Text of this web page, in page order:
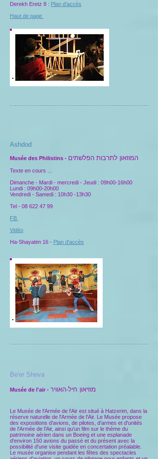
Derekh Eretz 8 : Plan d'accès
Haut de page
Ashdod
Musée des Philistins - המוזאון לתרבות הפלשתים
Texte en cours ...
Dimanche - Mardi - mercredi - Jeudi : 09h00-16h00
Lundi : 09h00-20h00
Vendredi - Samedi : 10h30 -13h30
Tel - 08 622 47 99
FB
Vidéo
Ha-Shayatim 16 - Plan d'accès
Be'er Sheva
Musée de l'air - מוזיאון חיל-האוויר
Le Musée de l'Armée de l'Air est situé à Hatzerim, dans la
réserve naturelle de l'Armée de l'Air. Le Musée propose
des expositions d'avions, de pilotes, d'armes et d'unités
de l'Armée de l'Air, ainsi qu'un film sur le thème du
patrimoine aérien dans un Boeing et une esplanade
d'environ 150 avions du passé et du présent avec la
possibilité d'une visite guidée en concertation préalable.
Le musée organise pendant les fêtes des spectacles